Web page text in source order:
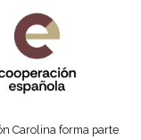
Carolina forma parte